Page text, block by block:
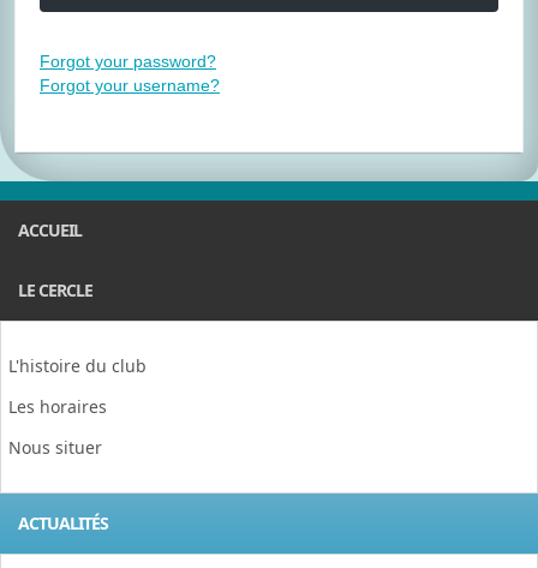
Forgot your password?
Forgot your username?
ACCUEIL
LE CERCLE
L'histoire du club
Les horaires
Nous situer
ACTUALITÉS